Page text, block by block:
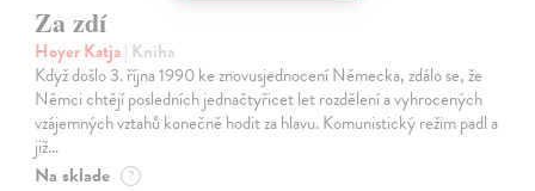
Za zdí
Hoyer Katja| Kniha
Když došlo 3. října 1990 ke znovusjednocení Německa, zdálo se, že
Němci chtějí posledních jednačtyřicet let rozdělení a vyhrocených
vzájemných vztahů konečně hodit za hlavu. Komunistický režim padl a
již…
Na sklade ?